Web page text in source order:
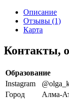
Описание
Отзывы (1)
Карта
Контакты,
Образование
Instagram
Город
Алма-